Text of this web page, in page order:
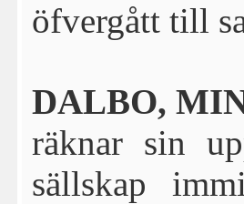
öfvergått till
DALBO,
räknar sin
sällskap